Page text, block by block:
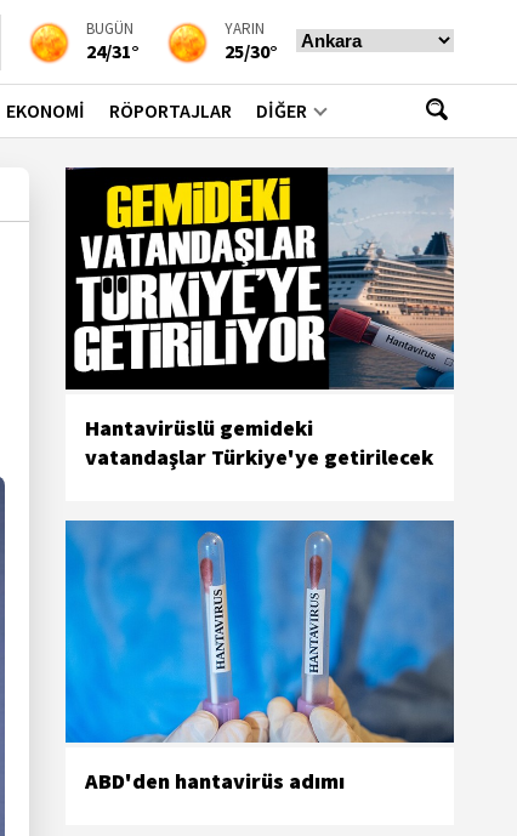
BUGÜN
24/31°
YARIN
25/30°
EKONOMİ RÖPORTAJLAR DİĞER
Hantavirüslü gemideki
vatandaşlar Türkiye'ye getirilecek
ABD'den hantavirüs adımı